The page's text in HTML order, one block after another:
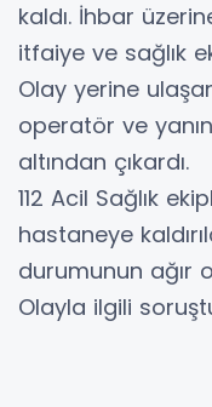
kaldı. İhbar
itfaiye ve sağlık
Olay yerine
operatör ve
altından çıkardı.
112 Acil Sağlık
hastaneye
durumunun ağır
Olayla ilgili